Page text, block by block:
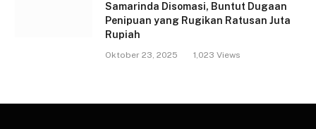
Samarinda Disomasi, Buntut Dugaan
Penipuan yang Rugikan Ratusan Juta
Rupiah
Oktober 23, 2025 1,023 Views